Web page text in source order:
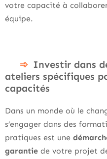
votre capacité à
équipe.
Investir dans
ateliers spécifiques
capacités
Dans un monde où le
s’engager dans des
pratiques est une
garantie de votre projet